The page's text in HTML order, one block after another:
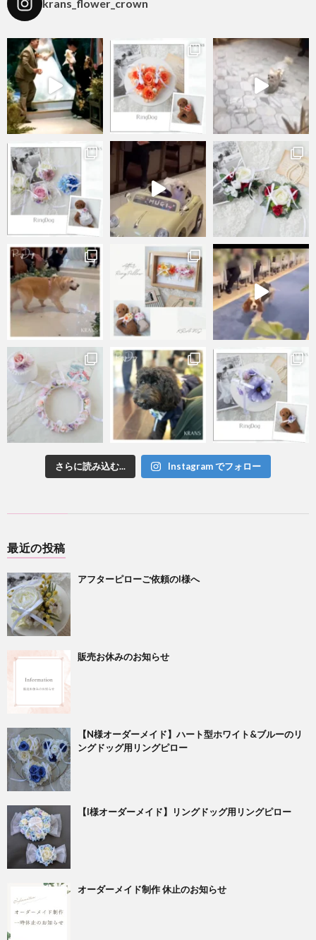
krans_flower_crown
さらに読み込む... Instagram でフォロー
最近の投稿
アフターピローご依頼のI様へ
販売お休みのお知らせ
【N様オーダーメイド】ハート型ホワイト&ブルーのリ
ングドッグ用リングピロー
【I様オーダーメイド】リングドッグ用リングピロー
オーダーメイド制作 休止のお知らせ